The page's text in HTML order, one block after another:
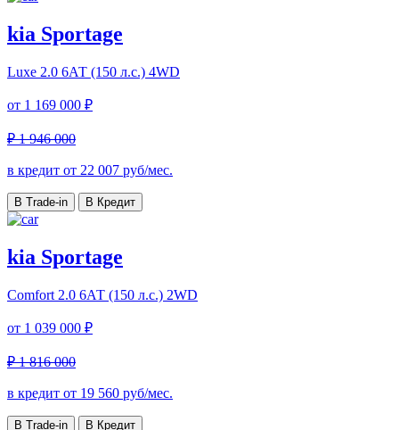
kia Sportage
Luxe 2.0 6АТ (150 л.с.) 4WD
от 1 169 000 ₽
₽ 1 946 000
в кредит от 22 007 руб/мес.
В Trade-in В Кредит
kia Sportage
Comfort 2.0 6АТ (150 л.с.) 2WD
от 1 039 000 ₽
₽ 1 816 000
в кредит от 19 560 руб/мес.
В Trade-in В Кредит